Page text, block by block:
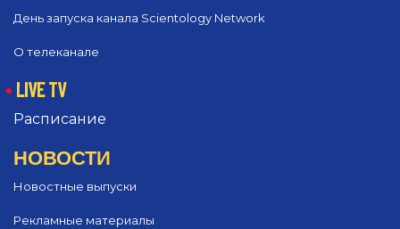
День запуска канала Scientology Network
О телеканале
LIVE TV
Расписание
НОВОСТИ
Новостные выпуски
Рекламные материалы